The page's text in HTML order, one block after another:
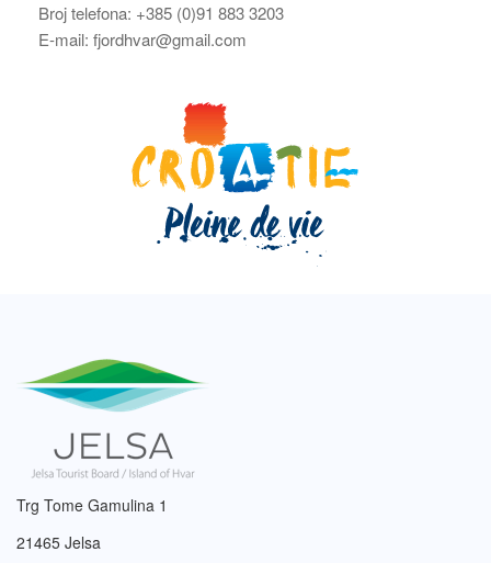
Broj telefona: +385 (0)91 883 3203
E-mail: fjordhvar@gmail.com
Trg Tome Gamulina 1
21465 Jelsa